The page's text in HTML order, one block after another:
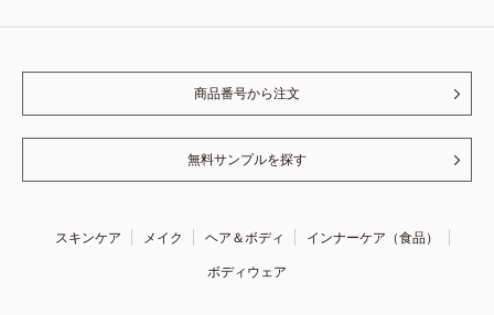
商品番号から注文
無料サンプルを探す
スキンケア メイク ヘア＆ボディ
インナーケア（食品）
ボディウェア